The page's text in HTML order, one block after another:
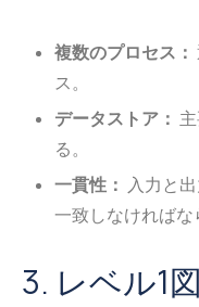
複数のプロセス：
ス。
データストア：
る。
一貫性：
入力と
一致しなければな
3. レベル1